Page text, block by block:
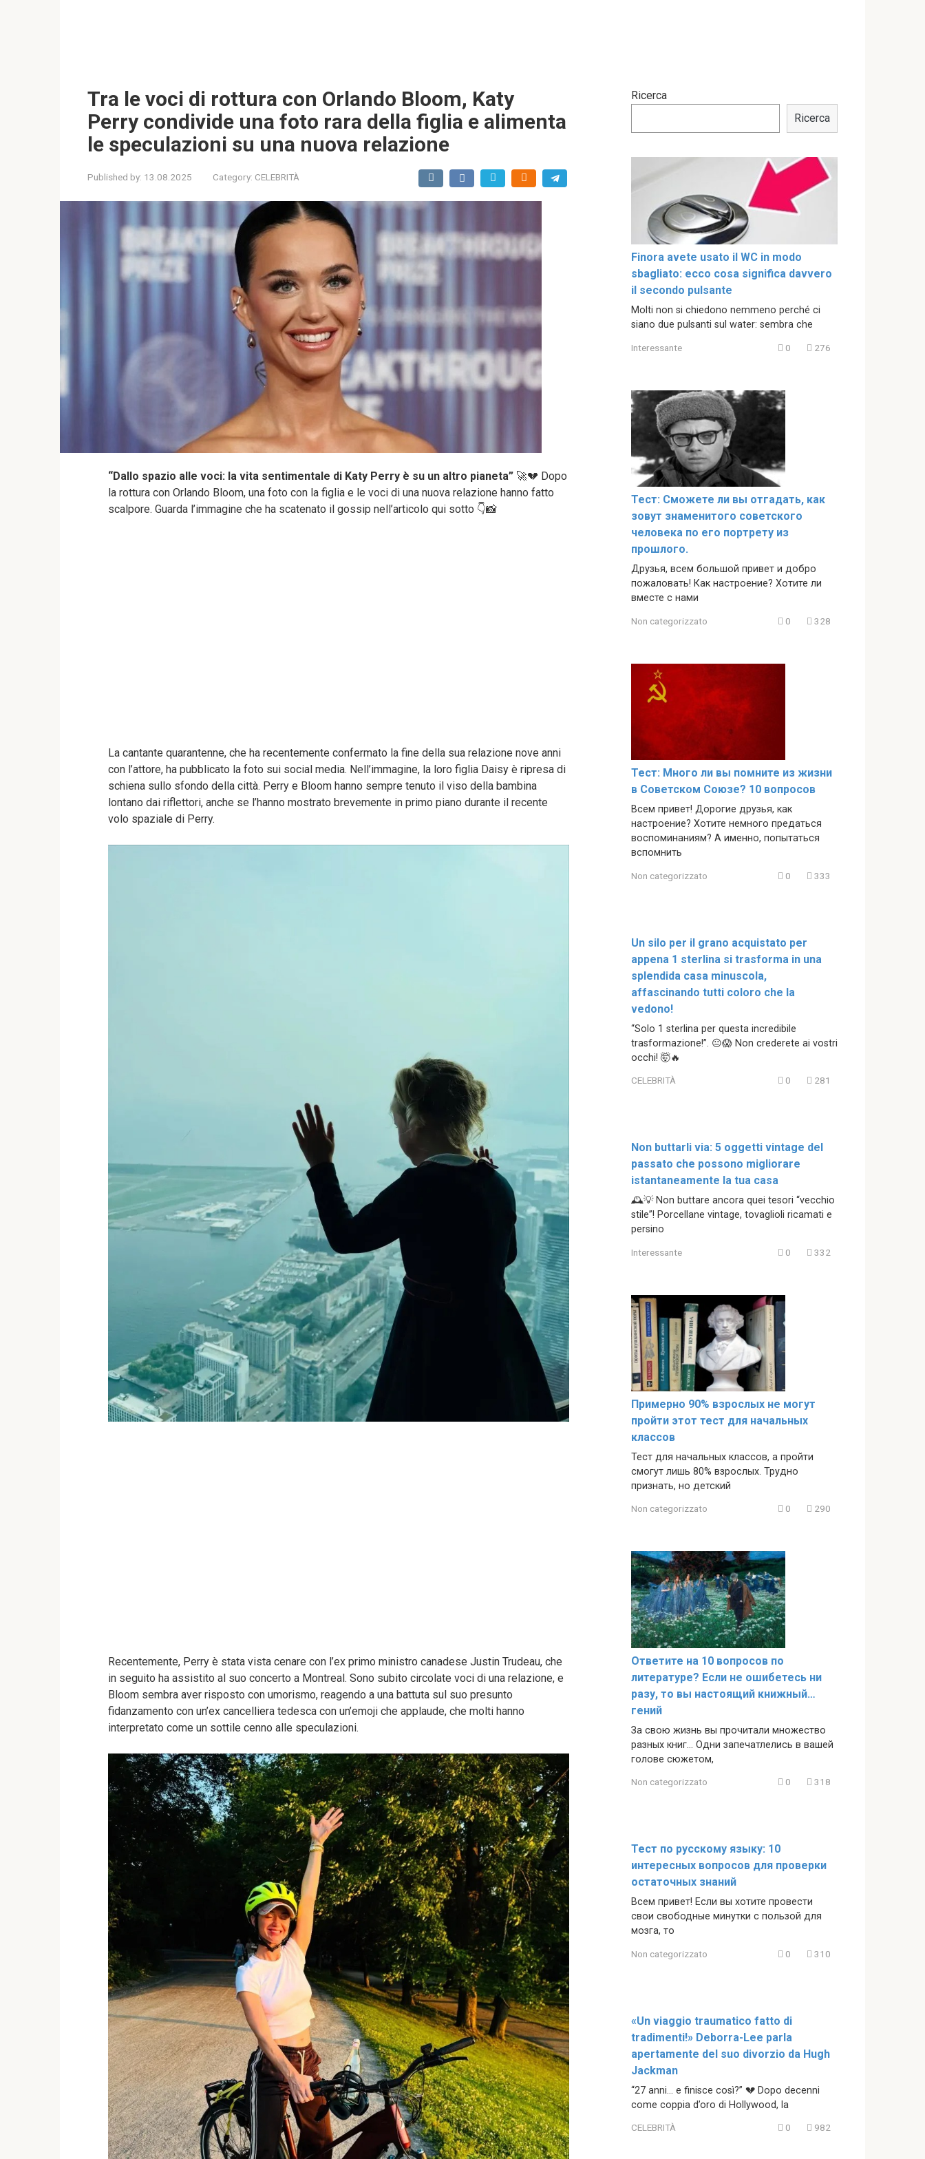
Tra le voci di rottura con Orlando Bloom, Katy
Perry condivide una foto rara della figlia e alimenta
le speculazioni su una nuova relazione
Published by: 13.08.2025 Category: CELEBRITÀ
“Dallo spazio alle voci: la vita sentimentale di Katy Perry è su un altro pianeta” 🚀💔 Dopo
la rottura con Orlando Bloom, una foto con la figlia e le voci di una nuova relazione hanno fatto
scalpore. Guarda l’immagine che ha scatenato il gossip nell’articolo qui sotto 👇📸
La cantante quarantenne, che ha recentemente confermato la fine della sua relazione nove anni
con l’attore, ha pubblicato la foto sui social media. Nell’immagine, la loro figlia Daisy è ripresa di
schiena sullo sfondo della città. Perry e Bloom hanno sempre tenuto il viso della bambina
lontano dai riflettori, anche se l’hanno mostrato brevemente in primo piano durante il recente
volo spaziale di Perry.
Recentemente, Perry è stata vista cenare con l’ex primo ministro canadese Justin Trudeau, che
in seguito ha assistito al suo concerto a Montreal. Sono subito circolate voci di una relazione, e
Bloom sembra aver risposto con umorismo, reagendo a una battuta sul suo presunto
fidanzamento con un’ex cancelliera tedesca con un’emoji che applaude, che molti hanno
interpretato come un sottile cenno alle speculazioni.
Ricerca
Ricerca
Finora avete usato il WC in modo
sbagliato: ecco cosa significa davvero
il secondo pulsante
Molti non si chiedono nemmeno perché ci
siano due pulsanti sul water: sembra che
Interessante 0 276
Тест: Сможете ли вы отгадать, как
зовут знаменитого советского
человека по его портрету из
прошлого.
Друзья, всем большой привет и добро
пожаловать! Как настроение? Хотите ли
вместе с нами
Non categorizzato 0 328
Тест: Много ли вы помните из жизни
в Советском Союзе? 10 вопросов
Всем привет! Дорогие друзья, как
настроение? Хотите немного предаться
воспоминаниям? А именно, попытаться
вспомнить
Non categorizzato 0 333
Un silo per il grano acquistato per
appena 1 sterlina si trasforma in una
splendida casa minuscola,
affascinando tutti coloro che la
vedono!
“Solo 1 sterlina per questa incredibile
trasformazione!”. 😐😱 Non crederete ai vostri
occhi! 🤯🔥
CELEBRITÀ 0 281
Non buttarli via: 5 oggetti vintage del
passato che possono migliorare
istantaneamente la tua casa
🕰️💡 Non buttare ancora quei tesori “vecchio
stile”! Porcellane vintage, tovaglioli ricamati e
persino
Interessante 0 332
Примерно 90% взрослых не могут
пройти этот тест для начальных
классов
Тест для начальных классов, а пройти
смогут лишь 80% взрослых. Трудно
признать, но детский
Non categorizzato 0 290
Ответите на 10 вопросов по
литературе? Если не ошибетесь ни
разу, то вы настоящий книжный…
гений
За свою жизнь вы прочитали множество
разных книг… Одни запечатлелись в вашей
голове сюжетом,
Non categorizzato 0 318
Тест по русскому языку: 10
интересных вопросов для проверки
остаточных знаний
Всем привет! Если вы хотите провести
свои свободные минутки с пользой для
мозга, то
Non categorizzato 0 310
«Un viaggio traumatico fatto di
tradimenti!» Deborra-Lee parla
apertamente del suo divorzio da Hugh
Jackman
“27 anni… e finisce così?” 💔 Dopo decenni
come coppia d’oro di Hollywood, la
CELEBRITÀ 0 982